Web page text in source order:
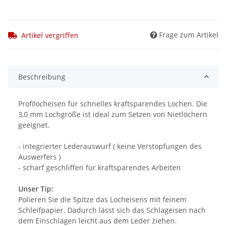
Artikel vergriffen Frage zum Artikel
Beschreibung
Profilocheisen für schnelles kraftsparendes Lochen. Die
3,0 mm Lochgröße ist ideal zum Setzen von Nietlöchern
geeignet.
- integrierter Lederauswurf ( keine Verstopfungen des
Auswerfers )
- scharf geschliffen für kraftsparendes Arbeiten
Unser Tip:
Polieren Sie die Spitze das Locheisens mit feinem
Schleifpapier. Dadurch lässt sich das Schlageisen nach
dem Einschlagen leicht aus dem Leder ziehen.